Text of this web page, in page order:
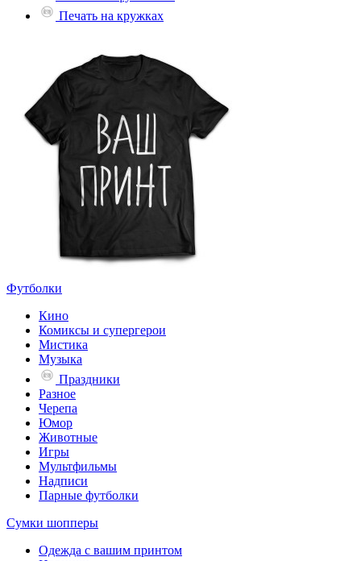
Печать на кружках
Футболки
Кино
Комиксы и супергерои
Мистика
Музыка
Праздники
Разное
Черепа
Юмор
Животные
Игры
Мультфильмы
Надписи
Парные футболки
Сумки шопперы
Одежда с вашим принтом